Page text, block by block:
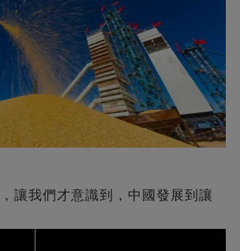
讓我們才意識到，中國發展到讓